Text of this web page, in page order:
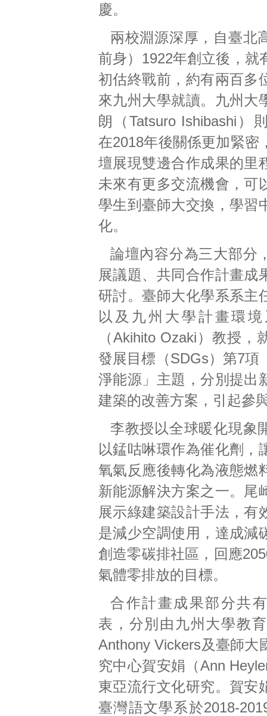
慶。
兩校淵源深厚，自臺北
前身）1922年創立後，就
初估終戰前，約有兩百多
來九州大學就讀。九州大
朗（Tatsuro Ishibashi）
在2018年後關係更加緊密
壇展現雙邊合作成果的里
未來有更多交流機會，可
學生到臺師大交換，學習
化。
論壇內容分為三大部分
展議題、共同合作計畫成
研討。臺師大化學系系主
以及九州大學計畫環
（Akihito Ozaki）教授，
發展目標（SDGs）第7項
淨能源」主題，分別提出
建築的改善方案，引起參
李教授以全球暖化現象
以錳咕啉環作為催化劑，
氧氣反應後轉化為液態燃
新能源解決方案之一。尾
展示綠建築設計手法，有
是減少空調使用，達成減
創造零碳排社區，回應
氣體零排放的目標。
合作計畫成果部分共
表，分別由九州大學教
Anthony Vickers及臺師大
究中心賀安娟（Ann
東亞流行文化研究。賀安
臺灣語文學系於2018-